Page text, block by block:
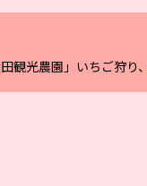
観光農園」いちご狩り